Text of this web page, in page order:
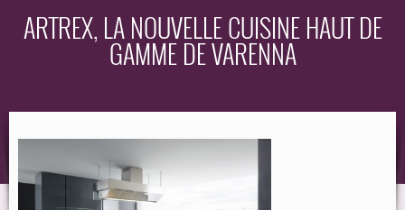
ARTREX, LA NOUVELLE CUISINE HAUT DE
GAMME DE VARENNA